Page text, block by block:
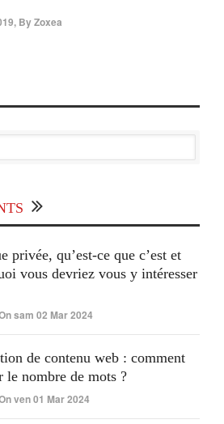
, ByZoxea
privée, qu’est-ce que c’est et
vous devriez vous y intéresser
sam 02 Mar 2024
de contenu web : comment
le nombre de mots ?
ven 01 Mar 2024